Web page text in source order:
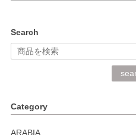
深さや大きさがとてもちょう
く、他の柄も何枚かこちらで
く交換して下さいました。
Search
Category
ARABIA